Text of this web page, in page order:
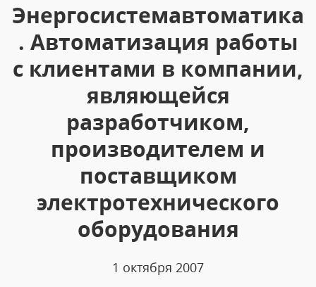
Энергосистемавтоматика
. Автоматизация работы
с клиентами в компании,
являющейся
разработчиком,
производителем и
поставщиком
электротехнического
оборудования
1 октября 2007